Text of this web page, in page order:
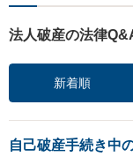
法人破産の法律
新着順
自己破産手続き中